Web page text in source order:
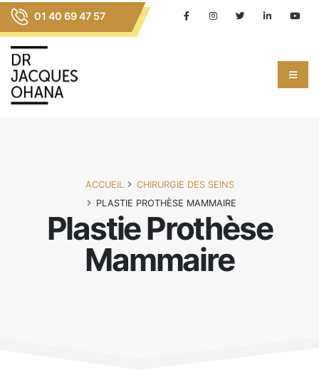
01 40 69 47 57
Plastie Prothèse
Mammaire
ACCUEIL
CHIRURGIE DES SEINS
PLASTIE PROTHÈSE MAMMAIRE